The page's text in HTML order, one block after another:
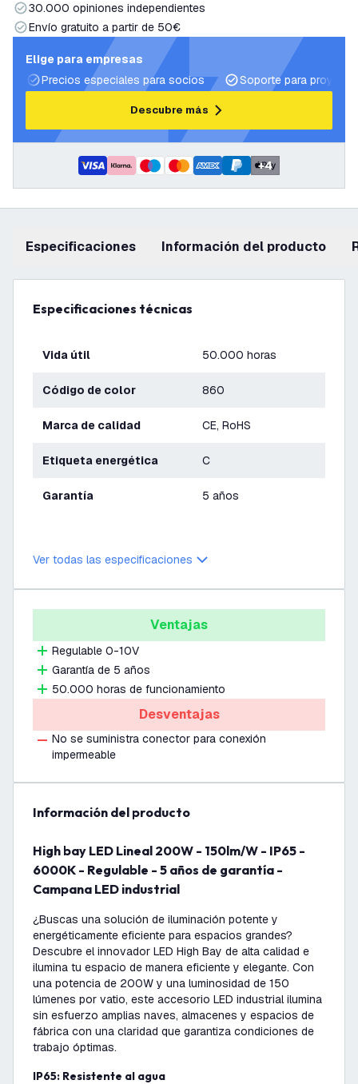
30.000 opiniones independientes
Envío gratuito a partir de 50€
Elige para empresas
Precios especiales para socios
Soporte para
Descubre más
+4
Especificaciones información del producto
Especificaciones técnicas
Vida útil 50.000 horas
Código de color 860
Marca de calidad CE, RoHS
Etiqueta energética C
Garantía 5 años
Ver todas las especificaciones
Ventajas
Regulable 0-10V
Garantía de 5 años
50.000 horas de funcionamiento
Desventajas
No se suministra conector para conexión
impermeable
información del producto
High bay LED Lineal 200W - 150lm/W - IP65 -
6000K - Regulable - 5 años de garantía -
Campana LED industrial
¿Buscas una solución de iluminación potente y
energéticamente eficiente para espacios grandes?
Descubre el innovador LED High Bay de alta calidad e
ilumina tu espacio de manera eficiente y elegante. Con
una potencia de 200W y una luminosidad de 150
lúmenes por vatio, este accesorio LED industrial ilumina
sin esfuerzo amplias naves, almacenes y espacios de
fábrica con una claridad que garantiza condiciones de
trabajo óptimas.
IP65: Resistente al agua